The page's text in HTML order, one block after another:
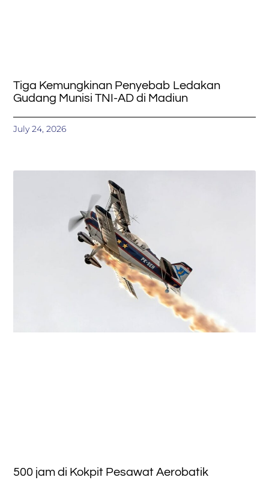
Tiga Kemungkinan Penyebab Ledakan
Gudang Munisi TNI-AD di Madiun
July 24, 2026
500 jam di Kokpit Pesawat Aerobatik